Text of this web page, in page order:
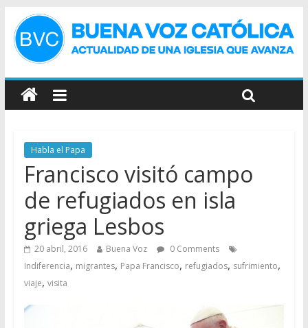
Habla el Papa
Francisco visitó campo
de refugiados en isla
griega Lesbos
20 abril, 2016 Buena Voz
0 Comments
Indiferencia, migrantes, Papa Francisco, refugiados, sufrimiento,
viaje, visita